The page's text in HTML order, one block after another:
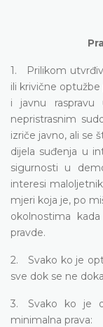
1. Prilikom
ili krivične
i javnu
nepristrasnim
izriče javno, ali se
dijela suđenja u
sigurnosti u
interesi
mjeri koja je, po
okolnostima
pravde.
2. Svako ko je
sve dok se ne
3. Svako ko je
minimalna prava: